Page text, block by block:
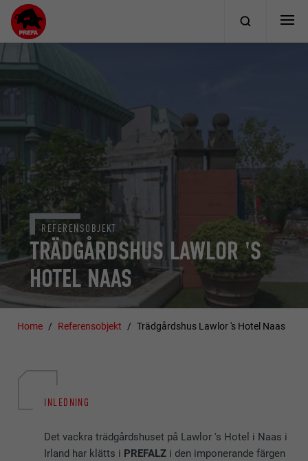
TRÄDGÅRDSHUS LAWLOR 'S
HOTEL NAAS
REFERENSOBJEKT
Home Referensobjekt Trädgårdshus Lawlor 's Hotel Naas
INLEDNING
Det vackra trädgårdshuset på Lawlor 's Hotel i Naas i
Irland har klätts i PREFALZ i den imponerande färgen